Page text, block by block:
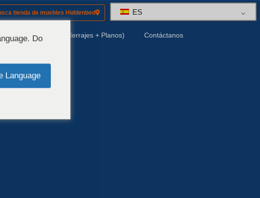
tienda de muebles Hiddenbed ES
Kits (Herrajes + Planos) Contáctanos
Do
Language